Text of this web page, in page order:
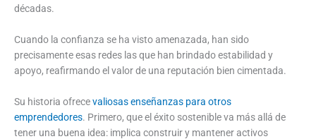
décadas.
Cuando la confianza se ha visto amenazada, han sido
precisamente esas redes las que han brindado estabilidad y
apoyo, reafirmando el valor de una reputación bien cimentada.
Su historia ofrecevaliosas enseñanzas para otros
emprendedores. Primero, que el éxito sostenible va más allá de
tener una buena idea: implica construir y mantener activos